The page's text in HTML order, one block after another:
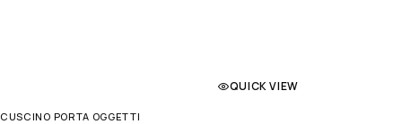
QUICK VIEW
CUSCINO PORTA OGGETTI